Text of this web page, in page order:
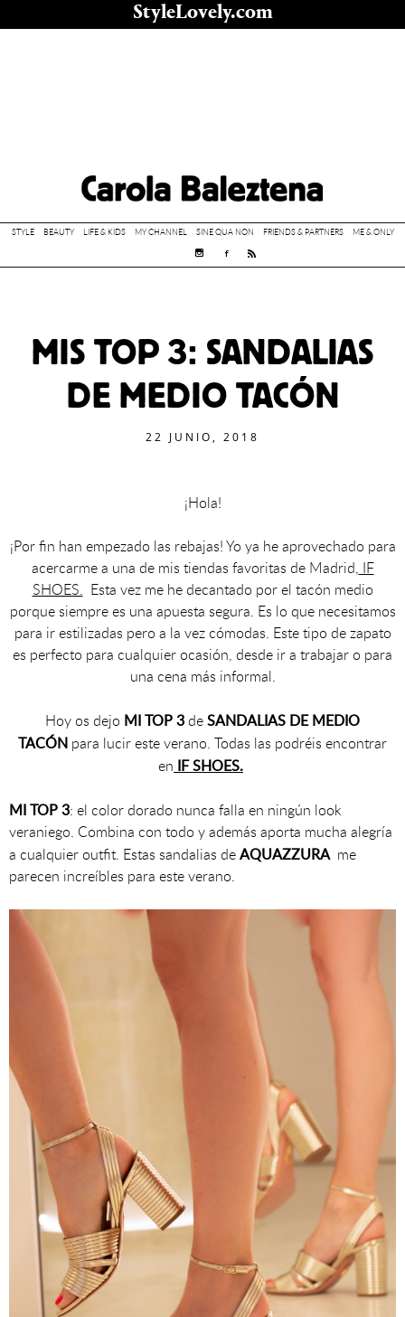
al
StyleLovely.com
STYLE BEAUTY LIFE & KIDS MY CHANNEL SINE QUA NON FRIENDS & PARTNERS ME & ONLY
MIS TOP 3: SANDALIAS
DE MEDIO TACÓN
22 JUNIO, 2018
¡Hola!
¡Por fin han empezado las rebajas! Yo ya he aprovechado para
acercarme a una de mis tiendas favoritas de Madrid,
IF
SHOES.
Esta vez me he decantado por el tacón medio
porque siempre es una apuesta segura. Es lo que necesitamos
para ir estilizadas pero a la vez cómodas. Este tipo de zapato
es perfecto para cualquier ocasión, desde ir a trabajar o para
una cena más informal.
Hoy os dejo MI TOP 3 de SANDALIAS DE MEDIO
TACÓN para lucir este verano. Todas las podréis encontrar
en IF SHOES.
MI TOP 3: el color dorado nunca falla en ningún look
veraniego. Combina con todo y además aporta mucha alegría
a cualquier outfit. Estas sandalias de AQUAZZURA me
parecen increíbles para este verano.